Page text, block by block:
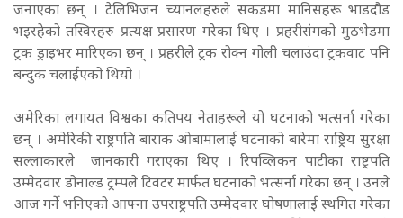
जनाएका छन् । टेलिभिजन च्यानलहरुले सकडमा मानिसहरू भाडदौड
भइरहेको तस्विरहरु प्रत्यक्ष प्रसारण गरेका थिए । प्रहरीसंगको मुठभेडमा
ट्रक ड्राइभर मारिएका छन् । प्रहरीले ट्रक रोक्न गोली चलाउंदा ट्रकवाट पनि
बन्दुक चलाईएको थियो ।
अमेरिका लगायत विश्वका कतिपय नेताहरूले यो घटनाको भत्सर्ना गरेका
छन् । अमेरिकी राष्ट्रपति बाराक ओबामालाई घटनाको बारेमा राष्ट्रिय सुरक्षा
सल्लाकारले जानकारी गराएका थिए । रिपव्लिकन पाटीका राष्ट्रपति
उम्मेदवार डोनाल्ड ट्रम्पले टिवटर मार्फत घटनाको भत्सर्ना गरेका छन् । उनले
आज गर्ने भनिएको आफ्ना उपराष्ट्रपति उम्मेदवार घोषणालाई स्थगित गरेका